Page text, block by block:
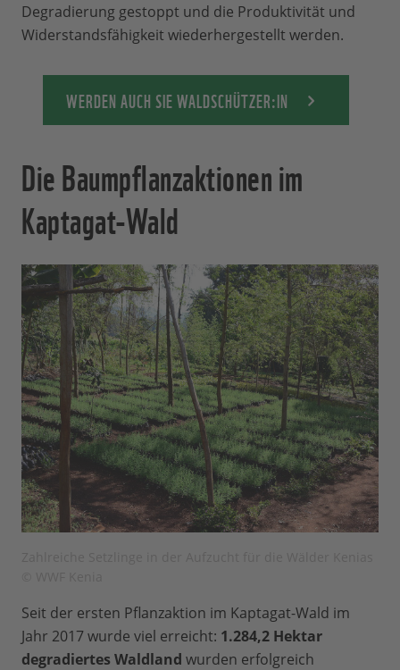
Degradierung gestoppt und die Produktivität und
Widerstandsfähigkeit wiederhergestellt werden.
WERDEN AUCH SIE WALDSCHÜTZER:IN
Die Baumpflanzaktionen im
Kaptagat-Wald
Seit der ersten Pflanzaktion im Kaptagat-Wald im
Jahr 2017 wurde viel erreicht: 1.284,2 Hektar
degradiertes Waldland wurden erfolgreich